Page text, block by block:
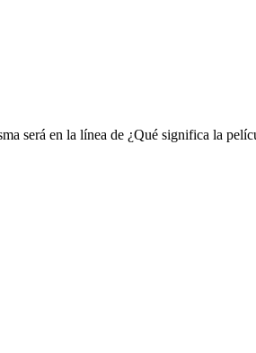
será en la línea de ¿Qué significa la